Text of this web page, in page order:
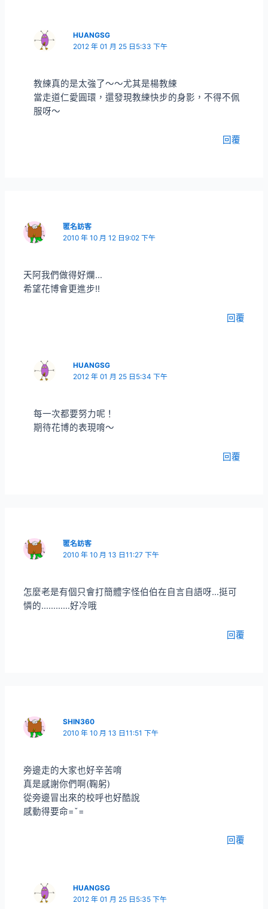
HUANGSG
2012 年 01 月 25 日5:33 下午
教練真的是太強了～～尤其是楊教練
當走道仁愛圓環，還發現教練快步的身影，不得不佩
服呀～
回覆
匿名訪客
2010 年 10 月 12 日9:02 下午
天阿我們做得好爛…
希望花博會更進步!!
回覆
HUANGSG
2012 年 01 月 25 日5:34 下午
每一次都要努力呢！
期待花博的表現唷～
回覆
匿名訪客
2010 年 10 月 13 日11:27 下午
怎麼老是有個只會打簡體字怪伯伯在自言自語呀…挺可
憐的…………好冷哦
回覆
SHIN360
2010 年 10 月 13 日11:51 下午
旁邊走的大家也好辛苦唷
真是感謝你們啊(鞠躬)
從旁邊冒出來的校呼也好酷說
感動得要命=ˇ=
回覆
HUANGSG
2012 年 01 月 25 日5:35 下午